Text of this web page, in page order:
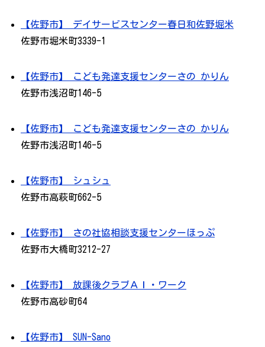
【佐野市】 デイサービスセンター春日和佐野堀米
佐野市堀米町3339-1
【佐野市】 こども発達支援センターさの かりん
佐野市浅沼町146-5
【佐野市】 こども発達支援センターさの かりん
佐野市浅沼町146-5
【佐野市】 シュシュ
佐野市高萩町662-5
【佐野市】 さの社協相談支援センターほっぷ
佐野市大橋町3212-27
【佐野市】 放課後クラブＡＩ・ワーク
佐野市高砂町64
【佐野市】 SUN-Sano